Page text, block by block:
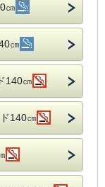
㎝
㎝
140㎝
140㎝